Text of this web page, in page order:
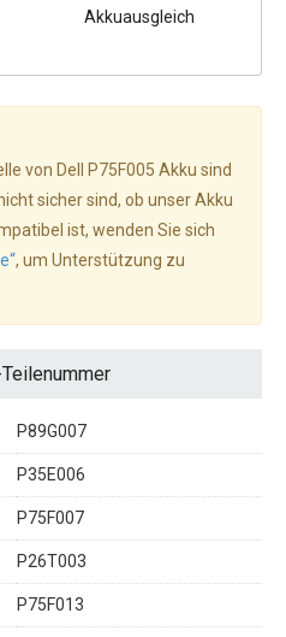
Akkuausgleich
von Dell P75F005 Akku sind
sicher sind, ob unser Akku
ist, wenden Sie sich
, um Unterstützung zu
P89G007
P35E006
P75F007
P26T003
P75F013